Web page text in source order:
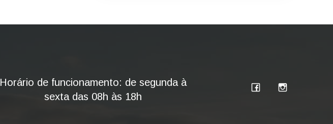
Horário de funcionamento: de segunda à
sexta das 08h às 18h